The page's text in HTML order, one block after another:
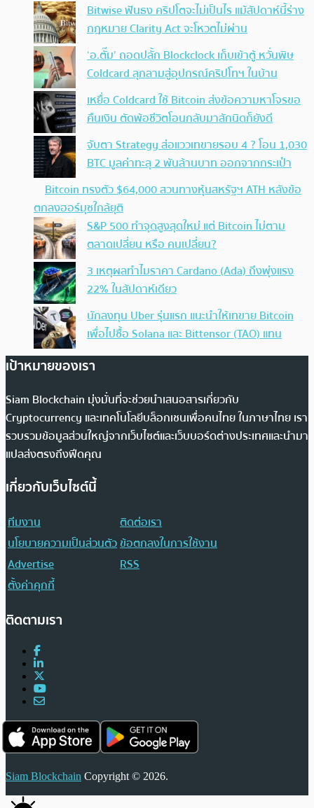
Bitwise ฟันธง คริปโตจะไม่เป็นไร แม้สัปดาห์นี้ร่าง
กฎหมาย Clarity Act จะโหวตไม่ผ่าน
‘อ.ตั๊ม’ ถอดปลั้ก Blockclock เก็บเข้าตู้ หวั่นพิษ
Coldcard ลุกลามสู่อุปกรณ์คริปโทฯ ในบ้าน
เหยื่อ Coldcard ใช้ Bitcoin ส่งข้อความหาโจรขอ
คืนเงิน ตัดพ้อชีวิตโอนกลับมาสักนิดก็ยังดี
จับตา Strategy ส่อแววเทขายรอบ 4 ? โอน 1,030
BTC มูลค่าทะลุ 2 พันล้านบาท ออกจากกระเป๋า
Bitcoin ทรงตัว $64,000 สวนทางหุ้นสหรัฐฯ ATH
หลังข้อตกลงฮอร์มุซใกล้ยุติ
S&P 500 ทำจุดสูงสุดใหม่ แต่ Bitcoin ไม่ตาม
ตลาดเปลี่ยน หรือ คนเปลี่ยน?
3 เหตุผลทำไมราคา Cardano (Ada) ถึงพุ่งแรง
22% ในสัปดาห์เดียว
นักลงทุน Uber รุ่นแรก แนะนำให้เทขาย Bitcoin
เพื่อไปซื้อ Solana และ Bittensor (TAO) แทน
เป้าหมายของเรา
Siam Blockchain มุ่งมั่นที่จะช่วยนำเสนอสารเกี่ยวกับ
Cryptocurrency และเทคโนโลยีบล็อกเชนเพื่อคนไทย ในภาษาไทย เรา
รวบรวมข้อมูลส่วนใหญ่จากเว็บไซต์และเว็บบอร์ดต่างประเทศและนำมา
แปลส่งตรงถึงฟีดคุณ
เกี่ยวกับเว็บไซต์นี้
ทีมงาน
ติดต่อเรา
นโยบายความเป็นส่วนตัวข้อตกลงในการใช้งาน
Advertise
RSS
ตั้งค่าคุกกี้
ติดตามเรา
Siam Blockchain Copyright © 2026.